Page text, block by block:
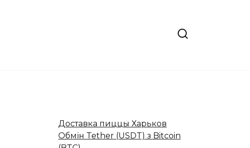
Доставка пиццы Харьков
Обмін Tether (USDT) з Bitcoin